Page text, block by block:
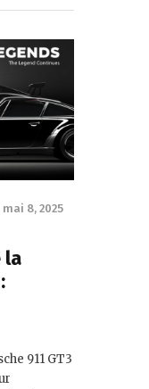
mai 8, 2025
la
911 GT3